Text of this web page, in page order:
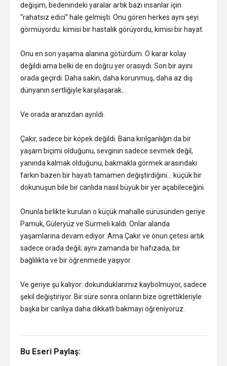
değişim, bedenindeki yaralar artık bazı insanlar için
“rahatsız edici” hale gelmişti. Onu gören herkes aynı şeyi
görmüyordu: kimisi bir hastalık görüyordu, kimisi bir hayat.
Onu en son yaşama alanına götürdüm. O karar kolay
değildi ama belki de en doğru yer orasıydı. Son bir ayını
orada geçirdi. Daha sakin, daha korunmuş, daha az dış
dünyanın sertliğiyle karşılaşarak…
Ve orada aranızdan ayrıldı.
Çakır, sadece bir köpek değildi. Bana kırılganlığın da bir
yaşam biçimi olduğunu, sevginin sadece sevmek değil,
yanında kalmak olduğunu, bakmakla görmek arasındaki
farkın bazen bir hayatı tamamen değiştirdiğini… küçük bir
dokunuşun bile bir canlıda nasıl büyük bir yer açabileceğini.
Onunla birlikte kurulan o küçük mahalle sürüsünden geriye
Pamuk, Güleryüz ve Sürmeli kaldı. Onlar alanda
yaşamlarına devam ediyor. Ama Çakır ve onun çetesi artık
sadece orada değil; aynı zamanda bir hafızada, bir
bağlılıkta ve bir öğrenmede yaşıyor.
Ve geriye şu kalıyor: dokunduklarımız kaybolmuyor, sadece
şekil değiştiriyor. Bir süre sonra onların bize ögrettikleriyle
başka bir canlıya daha dikkatli bakmayı öğreniyoruz.
Bu Eseri Paylaş: